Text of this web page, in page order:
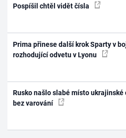
Pospíšil chtěl vidět čísla
Prima přinese další krok Sparty v
rozhodující odvetu v Lyonu
Rusko našlo slabé místo
bez varování